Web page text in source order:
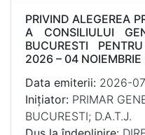
PRIVIND ALEGEREA
A CONSILIULUI
BUCURESTI
2026 – 04
Data emiterii: 2026-
Inițiator: PRIMAR
BUCURESTI; D.A.T.J.